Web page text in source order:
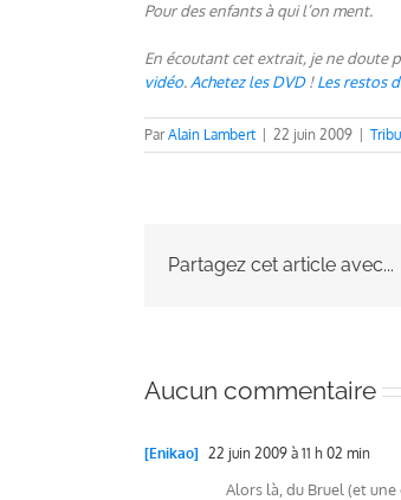
Pour des enfants à qui l’on ment.
En écoutant cet extrait, je ne doute
vidéo.Achetez les DVD!Les restos
ParAlain Lambert 22 juin 2009
Partagez cet article avec...
Aucun commentaire
[Enikao] 22 juin 2009 à 11 h 02 min
Alors là, du Bruel (et